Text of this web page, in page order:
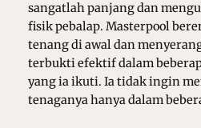
sangatlah panjang dan
fisik pebalap. Masterpool
tenang di awal dan
terbukti efektif dalam
yang ia ikuti. Ia tidak ingin
tenaganya hanya dalam